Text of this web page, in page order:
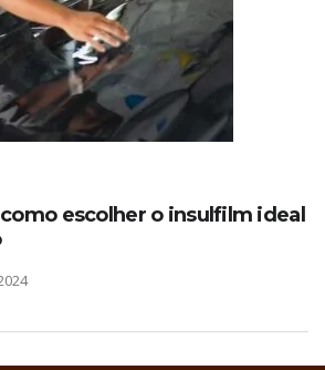
escolher o insulfilm ideal